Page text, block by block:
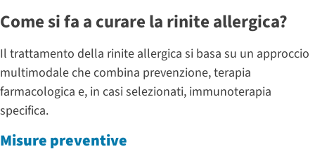
Come si fa a curare la rinite allergica?
Il trattamento della rinite allergica si basa su un approccio
multimodale che combina prevenzione, terapia
farmacologica e, in casi selezionati, immunoterapia
specifica.
Misure preventive